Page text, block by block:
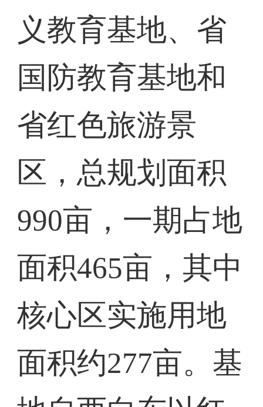
义教育基地、省
国防教育基地和
省红色旅游景
区，总规划面积
990亩，一期占地
面积465亩，其中
核心区实施用地
面积约277亩。基